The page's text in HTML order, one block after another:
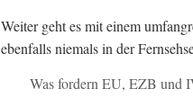
Weiter geht es mit einem
ebenfalls niemals in der
Was fordern EU, EZB und